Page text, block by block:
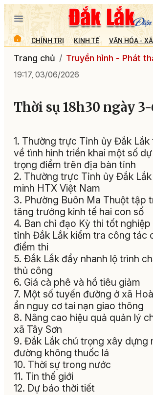
CHÍNH TRỊ KINH TẾ VĂN HÓA -
Trang chủ Truyền hình - Phát
19:17, 03/06/2026
Thời sụ 18h30 ngày
1. Thường trực Tỉnh ủy Đắk
về tình hình triển khai một số
trọng điểm trên địa bàn tỉnh
2. Thường trực Tỉnh ủy Đắk
minh HTX Việt Nam
3. Phường Buôn Ma Thuột tập
tăng trưởng kinh tế hai con số
4. Ban chỉ đạo Kỳ thi tốt
tỉnh Đắk Lắk kiểm tra công tác
điểm thi
5. Đắk Lắk đẩy nhanh lộ trình
thủ công
6. Giá cà phê và hồ tiêu giảm
7. Một số tuyến đường ở xã
ẩn nguy cơ tai nạn giao thông
8. Nâng cao hiệu quả quản lý
xã Tây Sơn
9. Đắk Lắk chú trọng xây dựng
đường không thuốc lá
10. Thời sự trong nước
11. Tin thế giới
12. Dự báo thời tiết